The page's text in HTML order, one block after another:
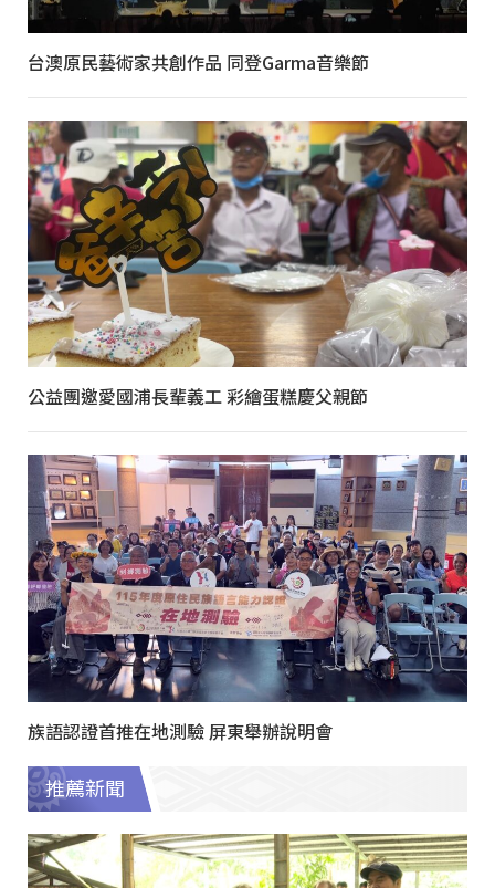
台澳原民藝術家共創作品 同登Garma音樂節
公益團邀愛國浦長輩義工 彩繪蛋糕慶父親節
族語認證首推在地測驗 屏東舉辦說明會
推薦新聞